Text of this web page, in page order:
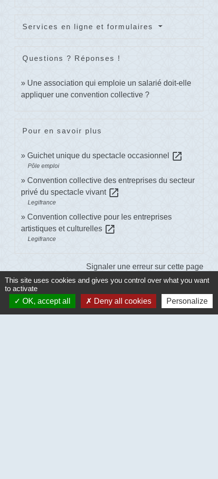
Services en ligne et formulaires
Questions ? Réponses !
Une association qui emploie un salarié doit-elle
appliquer une convention collective ?
Pour en savoir plus
Guichet unique du spectacle occasionnel open_in_new
Pôle emploi
Convention collective des entreprises du secteur
privé du spectacle vivant open_in_new
Legifrance
Convention collective pour les entreprises
artistiques et culturelles open_in_new
Legifrance
Signaler une erreur sur cette page
This site uses cookies and gives you control over what you want
to activate
OK, accept all
Deny all cookies Personalize